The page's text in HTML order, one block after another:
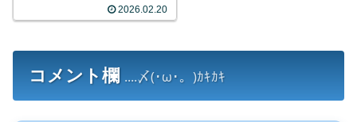
2026.02.20
コメント欄 ....〆(･ω･。)ｶｷｶｷ